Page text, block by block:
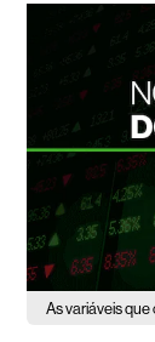
As variáveis